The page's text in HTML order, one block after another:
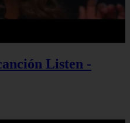
Listen -